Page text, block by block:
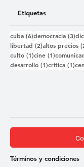
Etiquetas
cuba (6)6 entradas
democracia (3)3
libertad (2)2 entradas
altos precios
culto (1)1 entrada
cine (1)1 entrada
desarrollo (1)1 entrada
critica (1)1
Términos y condiciones